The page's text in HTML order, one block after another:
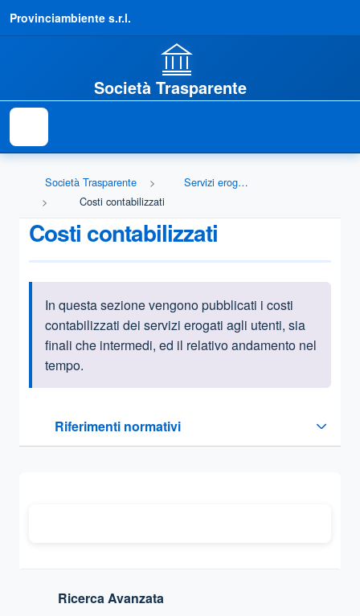
Provinciambiente s.r.l.
Società Trasparente
Società Trasparente
Servizi erogati
Costi contabilizzati
Costi contabilizzati
Informazioni introduttive
In questa sezione vengono pubblicati i costi
contabilizzati dei servizi erogati agli utenti, sia
finali che intermedi, ed il relativo andamento nel
tempo.
Riferimenti normativi
Sezione compressa
Ricerca Avanzata